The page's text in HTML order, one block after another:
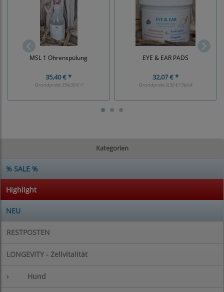
Kategorien
% SALE %
Highlight
NEU
RESTPOSTEN
LONGEVITY - Zellvitalität
› Hund
MSL 1 Ohrenspülung
35,40 € *
Grundpreis:354,00 € / l
EYE & EAR PADS
32,07 € *
Grundpreis:0,32 € / Stück